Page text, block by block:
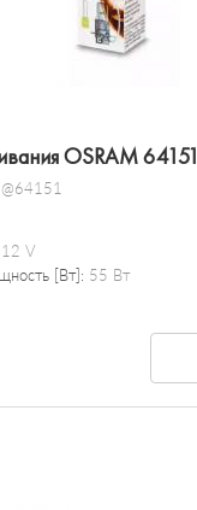
OSRAM 64151
12 V
[Вт]: 55 Вт